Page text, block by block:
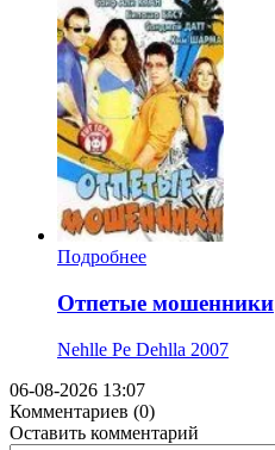
Подробнее
Отпетые мошенники
Nehlle Pe Dehlla 2007
06-08-2026 13:07
Комментариев (0)
Оставить комментарий